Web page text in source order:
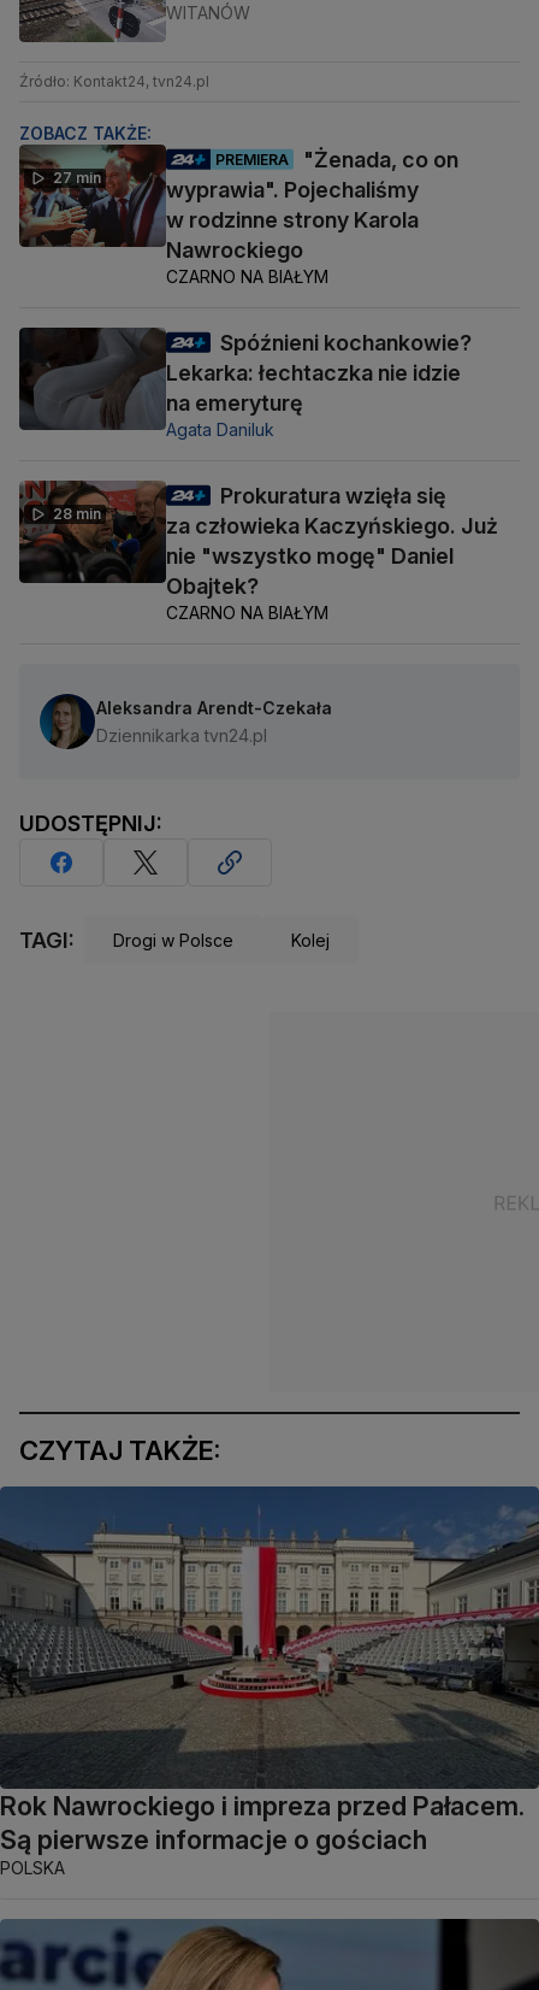
WITANÓW
Źródło: Kontakt24, tvn24.pl
ZOBACZ TAKŻE:
27 min
PREMIERA
"Żenada, co on
wyprawia". Pojechaliśmy
w rodzinne strony Karola
Nawrockiego
CZARNO NA BIAŁYM
Spóźnieni kochankowie?
Lekarka: łechtaczka nie idzie
na emeryturę
Agata Daniluk
28 min
Prokuratura wzięła się
za człowieka Kaczyńskiego. Już
nie "wszystko mogę" Daniel
Obajtek?
CZARNO NA BIAŁYM
Aleksandra Arendt-Czekała
Dziennikarka tvn24.pl
UDOSTĘPNIJ:
TAGI: Drogi w Polsce Kolej
CZYTAJ TAKŻE:
Rok Nawrockiego i impreza przed Pałacem.
Są pierwsze informacje o gościach
POLSKA